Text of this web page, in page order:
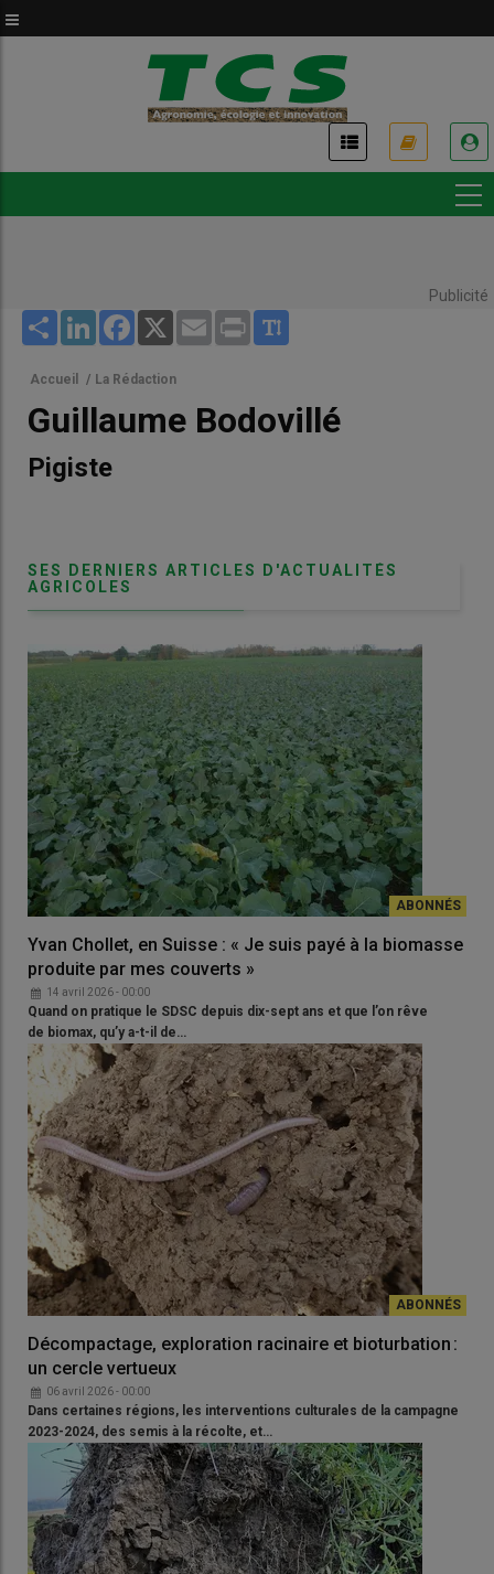
Aller
au
Publicité
Share LinkedInFacebook
X Email Print
Accueil / La Rédaction
Guillaume Bodovillé
Pigiste
SES DERNIERS ARTICLES D'ACTUALITÉS
AGRICOLES
Yvan Chollet, en Suisse : « Je suis payé à la biomasse
produite par mes couverts »
14 avril 2026 - 00:00
Quand on pratique le SDSC depuis dix-sept ans et que l’on rêve
de biomax, qu’y a-t-il de…
Décompactage, exploration racinaire et bioturbation :
un cercle vertueux
06 avril 2026 - 00:00
Dans certaines régions, les interventions culturales de la campagne
2023-2024, des semis à la récolte, et…